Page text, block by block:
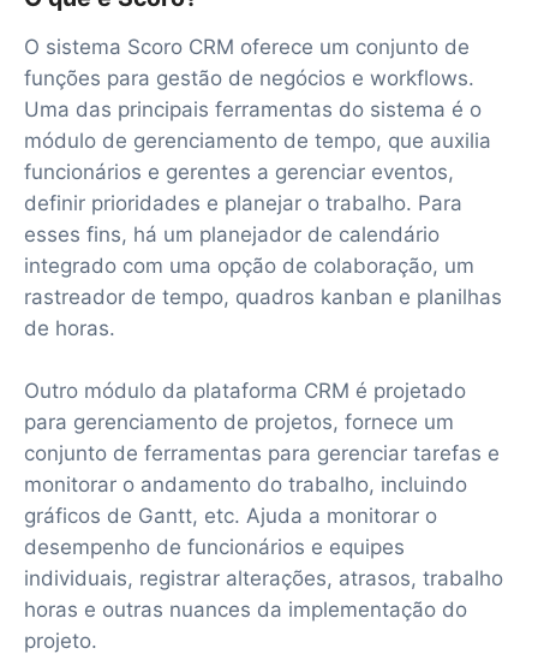
O sistema Scoro CRM oferece um conjunto de
funções para gestão de negócios e workflows.
Uma das principais ferramentas do sistema é o
módulo de gerenciamento de tempo, que auxilia
funcionários e gerentes a gerenciar eventos,
definir prioridades e planejar o trabalho. Para
esses fins, há um planejador de calendário
integrado com uma opção de colaboração, um
rastreador de tempo, quadros kanban e planilhas
de horas.
Outro módulo da plataforma CRM é projetado
para gerenciamento de projetos, fornece um
conjunto de ferramentas para gerenciar tarefas e
monitorar o andamento do trabalho, incluindo
gráficos de Gantt, etc. Ajuda a monitorar o
desempenho de funcionários e equipes
individuais, registrar alterações, atrasos, trabalho
horas e outras nuances da implementação do
projeto.